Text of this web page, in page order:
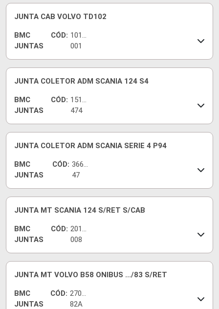
JUNTA CAB VOLVO TD102
BMC
JUNTAS
CÓD: 1010
001
JUNTA COLETOR ADM SCANIA 124 S4
BMC
JUNTAS
CÓD: 1516
474
JUNTA COLETOR ADM SCANIA SERIE 4 P94
BMC
JUNTAS
CÓD: 3665
47
JUNTA MT SCANIA 124 S/RET S/CAB
BMC
JUNTAS
CÓD: 2010
008
JUNTA MT VOLVO B58 ONIBUS .../83 S/RET
BMC
JUNTAS
CÓD: 2707
82A